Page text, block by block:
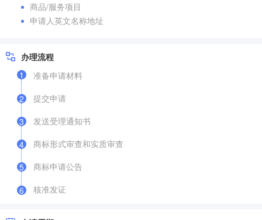
商品/服务项目
申请人英文名称地址
办理流程
1
准备申请材料
2
提交申请
3
发送受理通知书
4
商标形式审查和实质审查
5
商标申请公告
6 核准发证